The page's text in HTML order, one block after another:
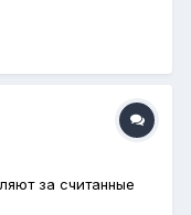
за считанные